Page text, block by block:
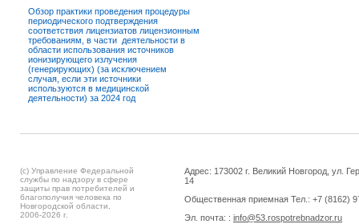
Обзор практики проведения процедуры
периодического подтверждения
соответствия лицензиатов лицензионным
требованиям, в части деятельности в
области использования источников
ионизирующего излучения
(генерирующих) (за исключением
случая, если эти источники
используются в медицинской
деятельности) за 2024 год
(c) Управление Федеральной
службы по надзору в сфере
защиты прав потребителей и
благополучия человека по
Новгородской области,
2006-2026 г.
Адрес: 173002 г. Великий Новгород, ул.
14
Общественная приемная Тел.: +7 (8162)
Эл. почта: : info@53.rospotrebnadzor.ru